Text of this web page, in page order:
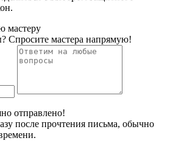
мастеру
Спросите мастера напрямую!
отправлено!
после прочтения письма, обычно